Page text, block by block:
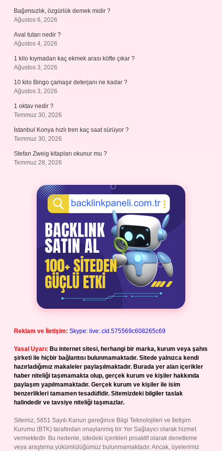
Bağımsızlık, özgürlük demek midir ?
Ağustos 6, 2026
Aval tutarı nedir ?
Ağustos 4, 2026
1 kilo kıymadan kaç ekmek arası köfte çıkar ?
Ağustos 3, 2026
10 kilo Bingo çamaşır deterjanı ne kadar ?
Ağustos 3, 2026
1 oktav nedir ?
Temmuz 30, 2026
İstanbul Konya hızlı tren kaç saat sürüyor ?
Temmuz 30, 2026
Stefan Zweig kitapları okunur mu ?
Temmuz 28, 2026
Reklam ve İletişim: Skype: live:.cid.575569c608265c69
Yasal Uyarı: Bu internet sitesi, herhangi bir marka, kurum veya şahıs
şirketi ile hiçbir bağlantısı bulunmamaktadır. Sitede yalnızca kendi
hazırladığımız makaleler paylaşılmaktadır. Burada yer alan içerikler
haber niteliği taşımamakta olup, gerçek kurum ve kişiler hakkında
paylaşım yapılmamaktadır. Gerçek kurum ve kişiler ile isim
benzerlikleri tamamen tesadüfidir. Sitemizdeki bilgiler taslak
halindedir ve tavsiye niteliği taşımazlar.
Sitemiz, 5651 Sayılı Kanun gereğince Bilgi Teknolojileri ve İletişim
Kurumu (BTK) tarafından onaylanmış bir Yer Sağlayıcı olarak hizmet
vermektedir. Bu nedenle, sitedeki içerikleri proaktif olarak denetleme
veya araştırma yükümlülüğümüz bulunmamaktadır. Ancak, üyelerimiz